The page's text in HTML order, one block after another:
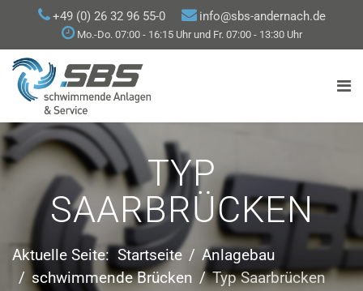
+49 (0) 26 32 96 55-0 info@sbs-andernach.de
Mo.-Do. 07:00 - 16:15 Uhr und Fr. 07:00 - 13:30 Uhr
TYP
SAARBRÜCKEN
Aktuelle Seite: Startseite
Anlagebau
schwimmende Brücken
Typ Saarbrücken